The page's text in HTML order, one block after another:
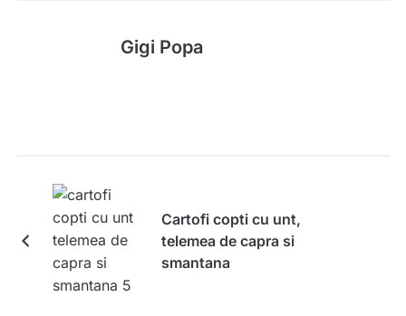
Gigi Popa
Cartofi copti cu unt,
telemea de capra si
smantana